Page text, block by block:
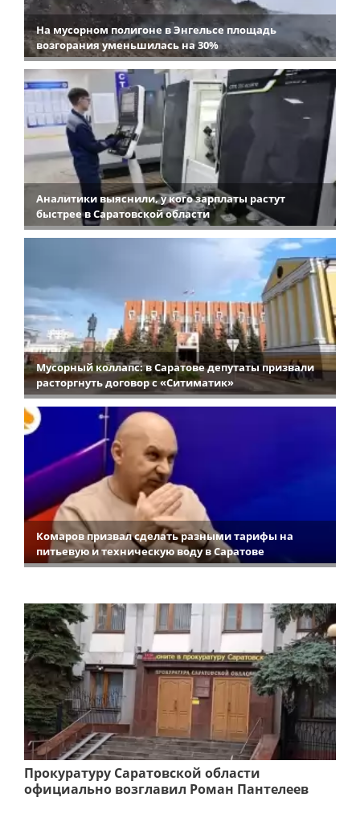
На мусорном полигоне в Энгельсе площадь
возгорания уменьшилась на 30%
Аналитики выяснили, у кого зарплаты растут
быстрее в Саратовской области
Мусорный коллапс: в Саратове депутаты призвали
расторгнуть договор с «Ситиматик»
Комаров призвал сделать разными тарифы на
питьевую и техническую воду в Саратове
Прокуратуру Саратовской области
официально возглавил Роман Пантелеев